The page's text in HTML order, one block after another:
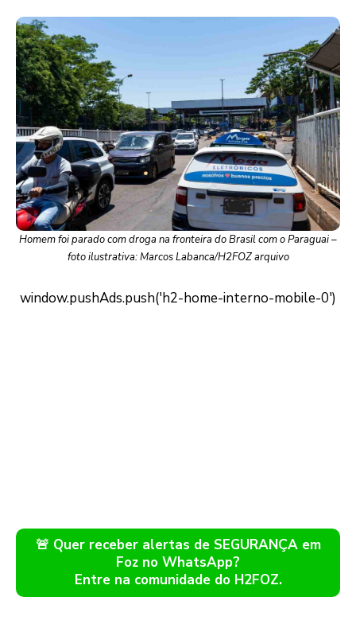
Homem foi parado com droga na fronteira do Brasil com o Paraguai –
foto ilustrativa: Marcos Labanca/H2FOZ arquivo
🚨 Quer receber alertas de SEGURANÇA em
Foz no WhatsApp?
Entre na comunidade do H2FOZ.